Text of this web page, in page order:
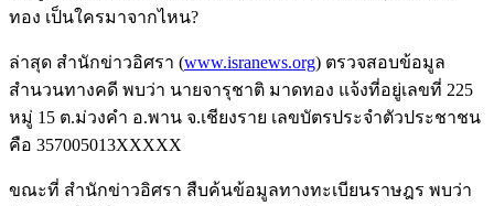
ทอง เป็นใครมาจากไหน?
ล่าสุด สำนักข่าวอิศรา (www.isranews.org) ตรวจสอบข้อมูล
สำนวนทางคดี พบว่า นายจารุชาติ มาดทอง แจ้งที่อยู่เลขที่ 225
หมู่ 15 ต.ม่วงคำ อ.พาน จ.เชียงราย เลขบัตรประจำตัวประชาชน
คือ 357005013XXXXX
ขณะที่ สำนักข่าวอิศรา สืบค้นข้อมูลทางทะเบียนราษฎร พบว่า